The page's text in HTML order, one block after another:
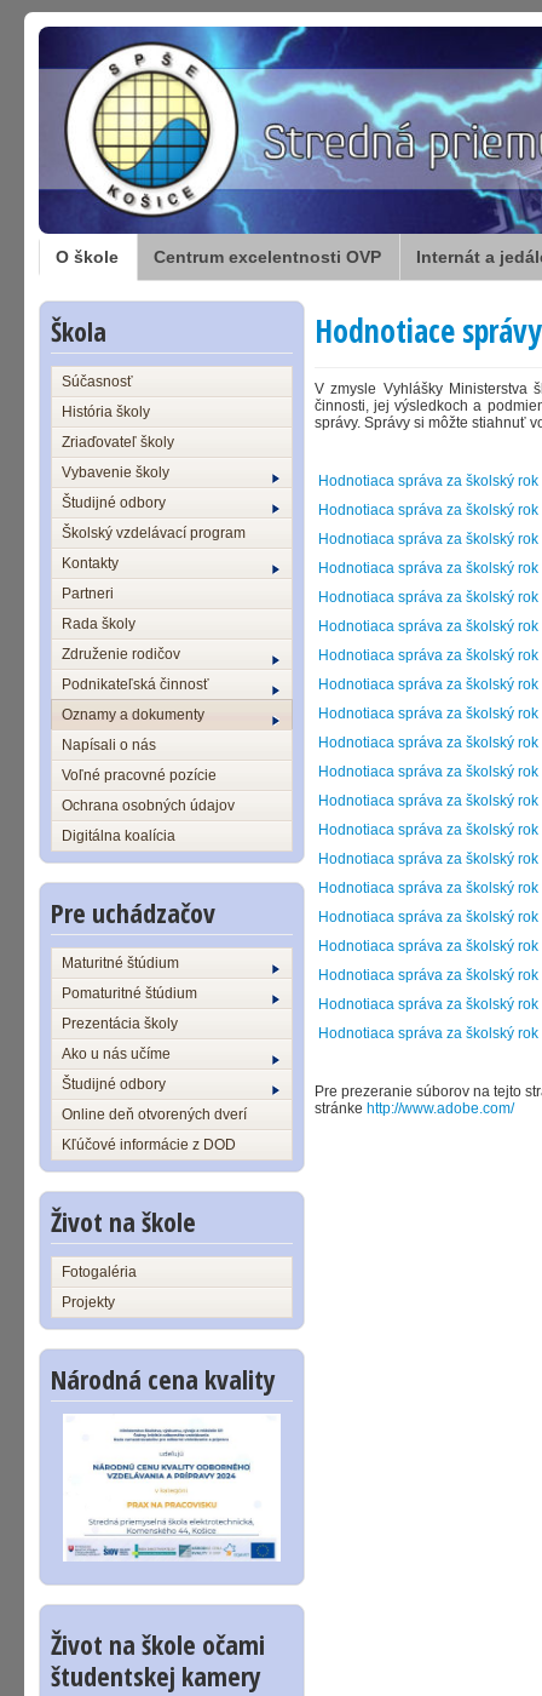
O škole Centrum excelentnosti OVP Internát a
Škola
Súčasnosť
História školy
Zriaďovateľ školy
Vybavenie školy
Študijné odbory
Školský vzdelávací program
Kontakty
Partneri
Rada školy
Združenie rodičov
Podnikateľská činnosť
Oznamy a dokumenty
Napísali o nás
Voľné pracovné pozície
Ochrana osobných údajov
Digitálna koalícia
Pre uchádzačov
Maturitné štúdium
Pomaturitné štúdium
Prezentácia školy
Ako u nás učíme
Študijné odbory
Online deň otvorených dverí
Kľúčové informácie z DOD
Život na škole
Fotogaléria
Projekty
Národná cena kvality
Život na škole očami
študentskej kamery
Hodnotiace správy
V zmysle Vyhlášky Ministerstva
činnosti, jej výsledkoch a
správy. Správy si môžte stiahnuť
Hodnotiaca správa za školský
Hodnotiaca správa za školský
Hodnotiaca správa za školský
Hodnotiaca správa za školský
Hodnotiaca správa za školský
Hodnotiaca správa za školský
Hodnotiaca správa za školský
Hodnotiaca správa za školský
Hodnotiaca správa za školský
Hodnotiaca správa za školský
Hodnotiaca správa za školský
Hodnotiaca správa za školský
Hodnotiaca správa za školský
Hodnotiaca správa za školský
Hodnotiaca správa za školský
Hodnotiaca správa za školský
Hodnotiaca správa za školský
Hodnotiaca správa za školský
Hodnotiaca správa za školský
Hodnotiaca správa za školský
Pre prezeranie súborov na tejto
stránke http://www.adobe.com/